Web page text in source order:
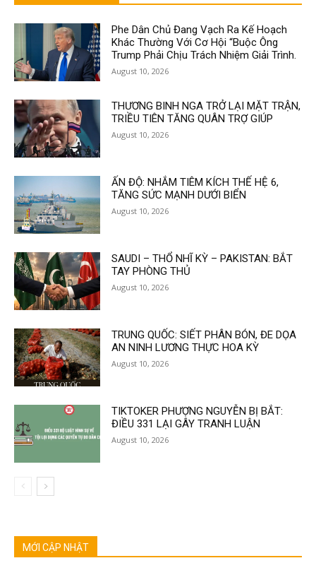
Phe Dân Chủ Đang Vạch Ra Kế Hoạch
Khác Thường Với Cơ Hội “Buộc Ông
Trump Phải Chịu Trách Nhiệm Giải Trình.
August 10, 2026
THƯƠNG BINH NGA TRỞ LẠI MẶT TRẬN,
TRIỀU TIÊN TĂNG QUÂN TRỢ GIÚP
August 10, 2026
ẤN ĐỘ: NHẮM TIÊM KÍCH THẾ HỆ 6,
TĂNG SỨC MẠNH DƯỚI BIỂN
August 10, 2026
SAUDI – THỔ NHĨ KỲ – PAKISTAN: BẮT
TAY PHÒNG THỦ
August 10, 2026
TRUNG QUỐC: SIẾT PHÂN BÓN, ĐE DỌA
AN NINH LƯƠNG THỰC HOA KỲ
August 10, 2026
TIKTOKER PHƯỢNG NGUYỄN BỊ BẮT:
ĐIỀU 331 LẠI GÂY TRANH LUẬN
August 10, 2026
MỚI CẬP NHẬT